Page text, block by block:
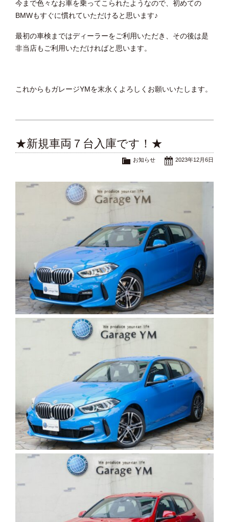
今まで色々なお車を乗ってこられたようなので、初めての
BMWもすぐに慣れていただけると思います♪
最初の車検まではディーラーをご利用いただき、その後は是
非当店もご利用いただければと思います。
これからもガレージYMを末永くよろしくお願いいたします。
★新規車両７台入庫です！★
2023年12月6日
お知らせ